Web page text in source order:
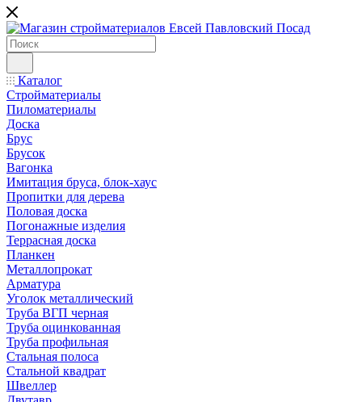
Каталог
Стройматериалы
Пиломатериалы
Доска
Брус
Брусок
Вагонка
Имитация бруса, блок-хаус
Пропитки для дерева
Половая доска
Погонажные изделия
Террасная доска
Планкен
Металлопрокат
Арматура
Уголок металлический
Труба ВГП черная
Труба оцинкованная
Труба профильная
Стальная полоса
Стальной квадрат
Швеллер